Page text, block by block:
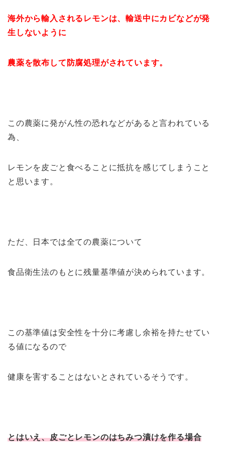
海外から輸入されるレモンは、輸送中にカビなどが発
生しないように
農薬を散布して防腐処理がされています。
この農薬に発がん性の恐れなどがあると言われている
為、
レモンを皮ごと食べることに抵抗を感じてしまうこと
と思います。
ただ、日本では全ての農薬について
食品衛生法のもとに残量基準値が決められています。
この基準値は安全性を十分に考慮し余裕を持たせてい
る値になるので
健康を害することはないとされているそうです。
とはいえ、皮ごとレモンのはちみつ漬けを作る場合